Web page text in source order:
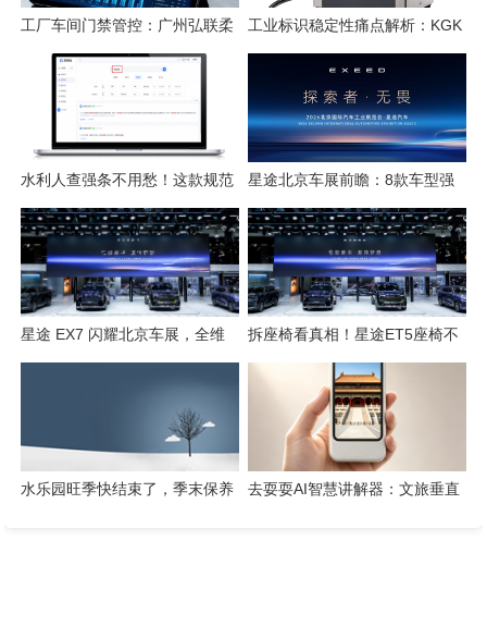
工厂车间门禁管控：广州弘联柔
性方案解析
工业标识稳定性痛点解析：KGK
水利人查强条不用愁！这款规范
检索工具一键搞定
星途北京车展前瞻：8款车型强
势集结，开启3.0性能豪华探索
新姿态
星途 EX7 闪耀北京车展，全维
拆座椅看真相！星途ET5座椅不
只是舒适，技术藏满诚意
水乐园旺季快结束了，季末保养
去耍耍AI智慧讲解器：文旅垂直